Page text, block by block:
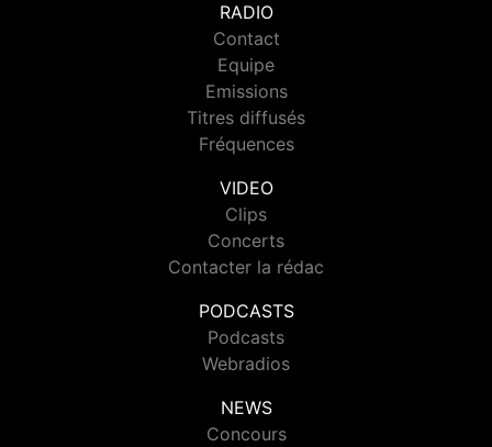
RADIO
Contact
Equipe
Emissions
Titres diffusés
Fréquences
VIDEO
Clips
Concerts
Contacter la rédac
PODCASTS
Podcasts
Webradios
NEWS
Concours